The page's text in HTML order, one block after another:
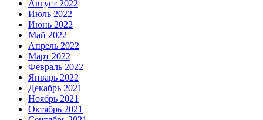
Август 2022
Июль 2022
Июнь 2022
Май 2022
Апрель 2022
Март 2022
Февраль 2022
Январь 2022
Декабрь 2021
Ноябрь 2021
Октябрь 2021